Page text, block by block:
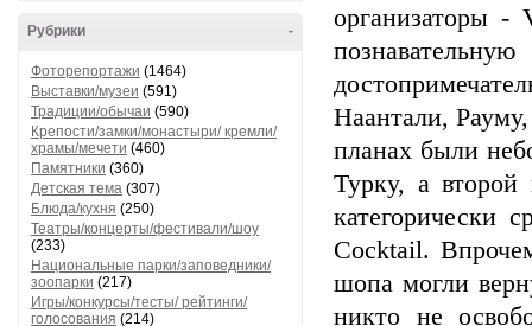
-
Рубрики
Фоторепортажи (1464)
Выставки/музеи (591)
Традиции/обычаи (590)
Крепости/замки/монастыри/ кремли/
храмы/мечети (460)
Памятники (360)
Детская тема (307)
Блюда/кухня (250)
Театры/концерты/фестивали/шоу
(233)
Национальные парки/заповедники/
зоопарки (217)
Игры/конкурсы/тесты/ рейтинги/
голосования (214)
организаторы -
Наантали,
планах были
Турку, а
категорически
Cocktail.
шопа могли
никто не